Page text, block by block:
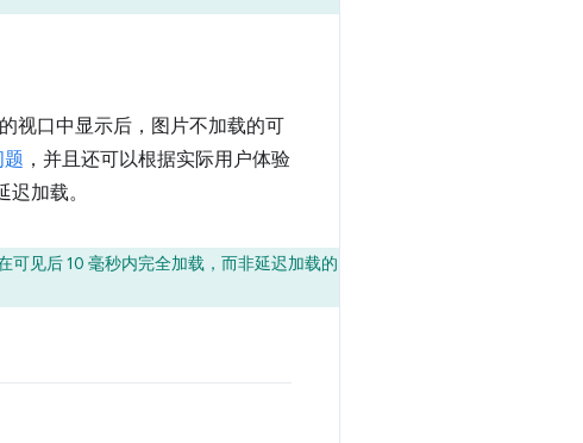
视口中显示后，图片不加载的可
，并且还可以根据实际用户体验
加载。
可见后 10 毫秒内完全加载，而非延迟加载的